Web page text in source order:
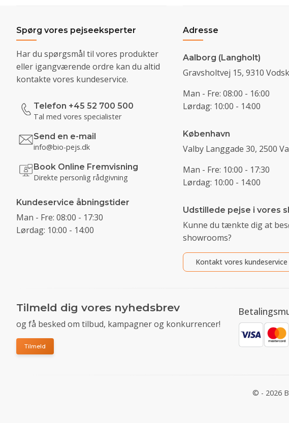
Spørg vores pejseeksperter
Har du spørgsmål til vores produkter
eller igangværende ordre kan du altid
kontakte vores kundeservice.
Telefon +45 52 700 500
Tal med vores specialister
Send en e-mail
info@bio-pejs.dk
Book Online Fremvisning
Direkte personlig rådgivning
Kundeservice åbningstider
Man - Fre: 08:00 - 17:30
Lørdag: 10:00 - 14:00
Adresse
Aalborg (Langholt)
Gravsholtvej 15, 9310
Man - Fre: 08:00 - 16:00
Lørdag: 10:00 - 14:00
København
Valby Langgade 30, 2500
Man - Fre: 10:00 - 17:30
Lørdag: 10:00 - 14:00
Udstillede pejse i vores
Kunne du tænkte dig at
showrooms?
Kontakt vores kundeservice
Tilmeld dig vores nyhedsbrev
og få besked om tilbud, kampagner og konkurrencer!
Tilmeld
© - 2026